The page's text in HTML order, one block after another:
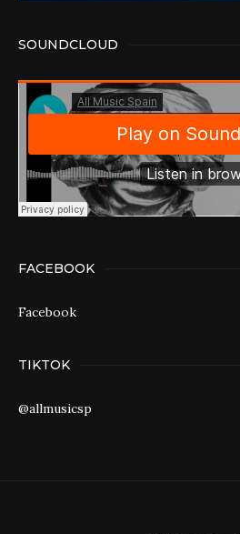
SOUNDCLOUD
FACEBOOK
Facebook
TIKTOK
@allmusicsp